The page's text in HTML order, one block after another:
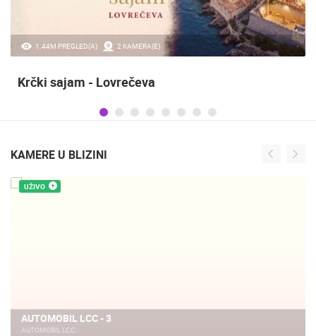
1.44M PREGLED(A) 2 KAMERA(E)
Krčki sajam - Lovrečeva
KAMERE U BLIZINI
UŽIVO
AUTOMOBIL LCC - 3
AUTOMOBIL LCC